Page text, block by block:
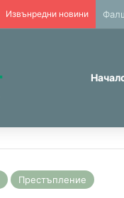
Извънредни новини
Престъпление